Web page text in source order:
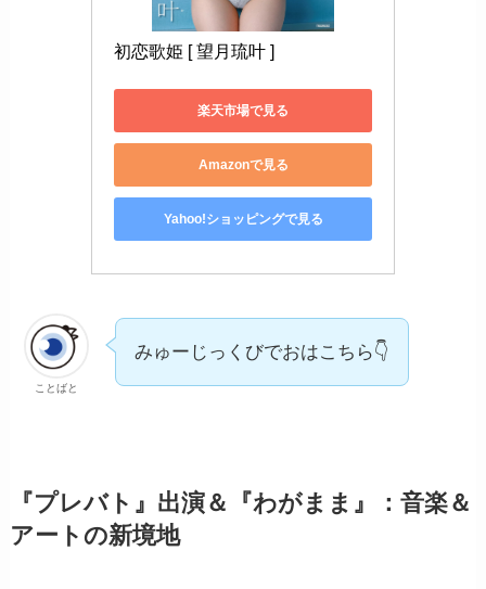
初恋歌姫 [ 望月琉叶 ]
楽天市場で見る
Amazonで見る
Yahoo!ショッピングで見る
ことばと
みゅーじっくびでおはこちら👇
『プレバト』出演＆『わがまま』：音楽＆
アートの新境地